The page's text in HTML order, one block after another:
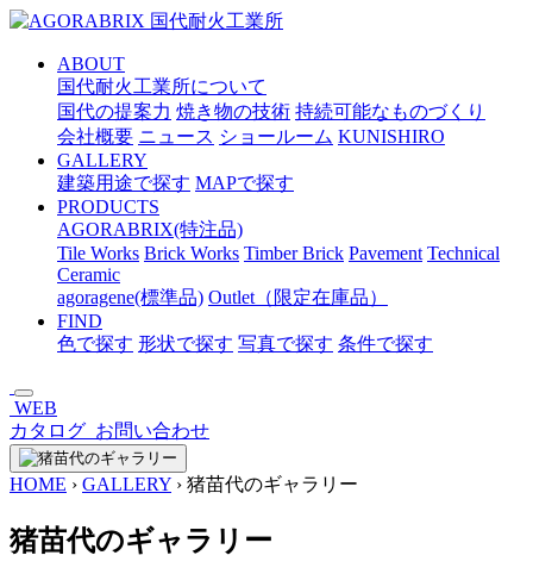
メ
ABOUT
国代耐火工業所について
国代の提案力 焼き物の技術 持続可能なものづくり
会社概要 ニュース ショールーム KUNISHIRO
GALLERY
建築用途で探す MAPで探す
PRODUCTS
AGORABRIX(特注品)
Tile Works Brick Works Timber Brick Pavement Technical
Ceramic
agoragene(標準品) Outlet（限定在庫品）
FIND
色で探す 形状で探す 写真で探す 条件で探す
WEB
カタログ お問い合わせ
HOME › GALLERY › 猪苗代のギャラリー
猪苗代のギャラリー